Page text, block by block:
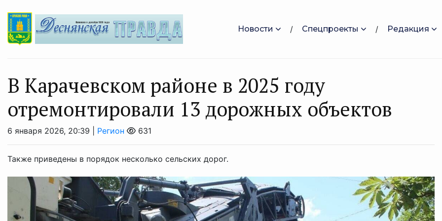
Новости Спецпроекты Редакция
В Карачевском районе в 2025 году
отремонтировали 13 дорожных объектов
6 января 2026, 20:39 | Регион 631
Также приведены в порядок несколько сельских дорог.